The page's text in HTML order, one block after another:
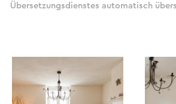
Übersetzungsdienstes automatisch